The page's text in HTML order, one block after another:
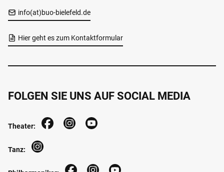
info(at)buo-bielefeld.de
Hier geht es zum Kontaktformular
FOLGEN SIE UNS AUF SOCIAL MEDIA
Theater:
Tanz: